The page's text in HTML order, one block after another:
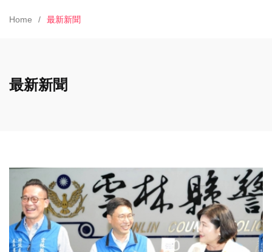
Home 最新新聞
最新新聞